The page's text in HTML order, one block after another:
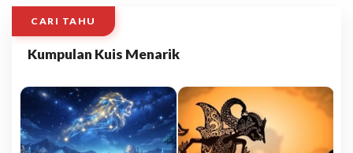
CARI TAHU
Kumpulan Kuis Menarik